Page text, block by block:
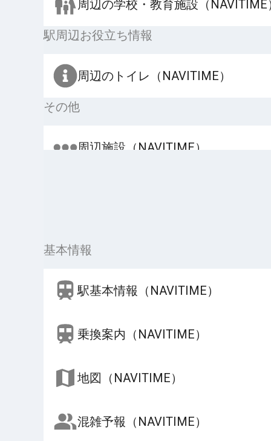
周辺の学校・教育施設（NAVITIME
駅周辺お役立ち情報
周辺のトイレ（NAVITIME）
その他
周辺施設（NAVITIME）
基本情報
駅基本情報（NAVITIME）
乗換案内（NAVITIME）
地図（NAVITIME）
混雑予報（NAVITIME）